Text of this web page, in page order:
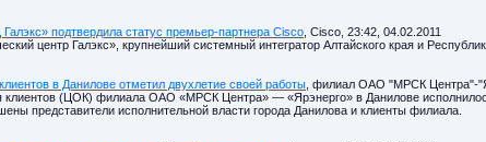
подтвердила статус премьер-партнера Cisco , Cisco, 23:42, 04.02.2011
центр Галэкс», крупнейший системный интегратор Алтайского края и
в Данилове отметил двухлетие своей работы , филиал ОАО "МРСК Центра"-
клиентов (ЦОК) филиала ОАО «МРСК Центра» — «Ярэнерго» в Данилове
представители исполнительной власти города Данилова и клиенты филиала.